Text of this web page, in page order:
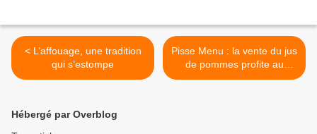
< L’affouage, une tradition
qui s’estompe
Pisse Menu : la vente du jus
de pommes profite au
téléthon >
Hébergé par Overblog